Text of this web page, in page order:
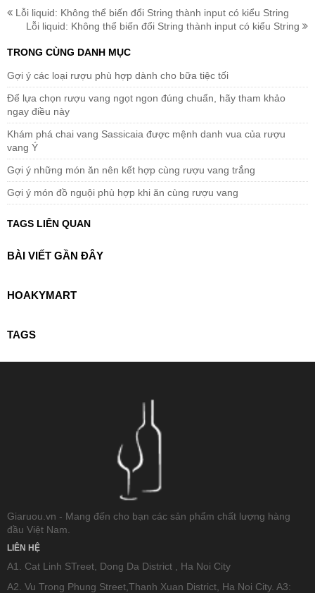
Lỗi liquid: Không thể biến đổi String thành input có kiểu String
Lỗi liquid: Không thể biến đổi String thành input có kiểu String
TRONG CÙNG DANH MỤC
Gợi ý các loại rượu phù hợp dành cho bữa tiệc tối
Để lựa chọn rượu vang ngọt ngon đúng chuẩn, hãy tham khảo
ngay điều này
Khám phá chai vang Sassicaia được mệnh danh vua của rượu
vang Ý
Gợi ý những món ăn nên kết hợp cùng rượu vang trắng
Gợi ý món đồ nguội phù hợp khi ăn cùng rượu vang
TAGS LIÊN QUAN
BÀI VIẾT GẦN ĐÂY
HOAKYMART
TAGS
Giaruou.vn - Mang đến cho bạn các sản phẩm chất lượng hàng
đầu Việt Nam.
LIÊN HỆ
A1. Cat Linh STreet, Dong Da District , Ha Noi City
A2. Vu Trong Phung Street,Thanh Xuan District, Ha Noi City. A3: